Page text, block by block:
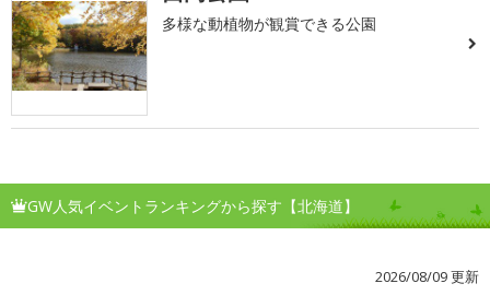
多様な動植物が観賞できる公園
GW人気イベントランキングから探す【北海道】
2026/08/09 更新